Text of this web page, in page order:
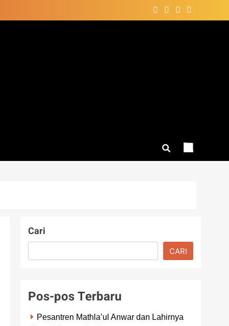
Cari
CARI
Pos-pos Terbaru
Pesantren Mathla’ul Anwar dan Lahirnya